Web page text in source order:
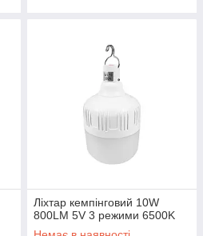
Ліхтар кемпінговий 10W
800LM 5V 3 режими 6500K